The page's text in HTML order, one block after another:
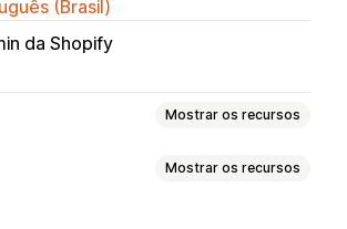
(Brasil)
da Shopify
Mostrar os recursos
Mostrar os recursos